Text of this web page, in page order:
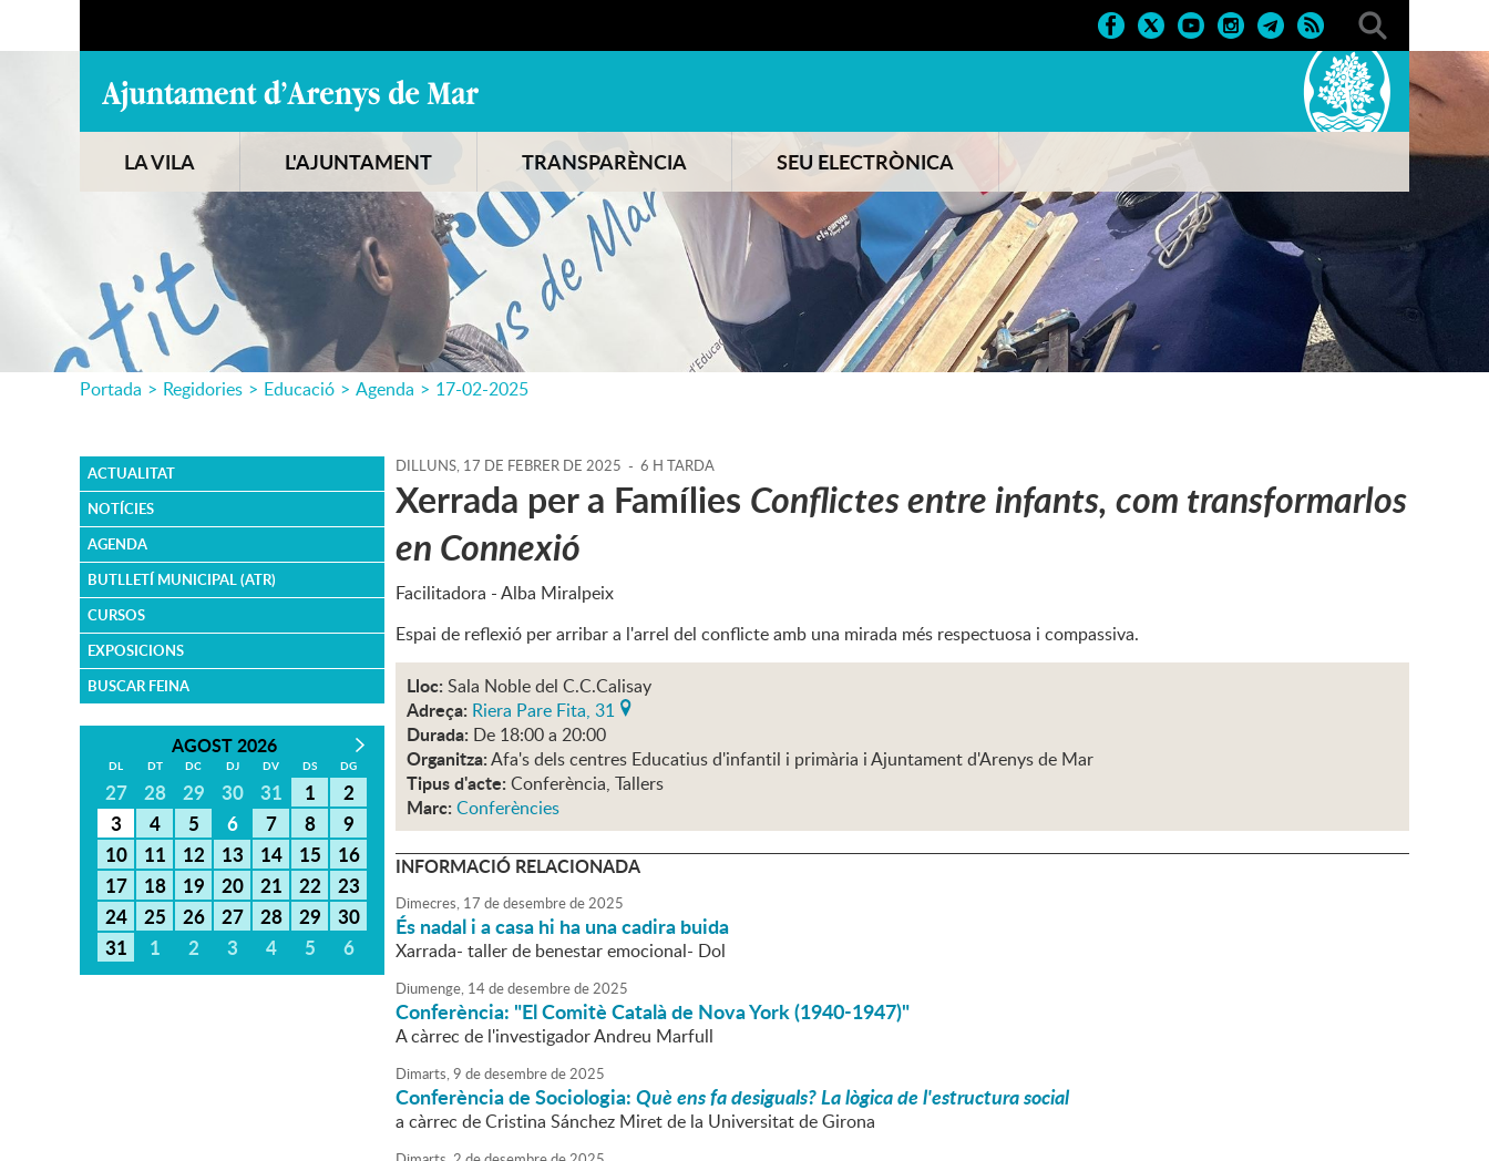
LA VILA L'AJUNTAMENT TRANSPARÈNCIA SEU ELECTRÒNICA
Portada > Regidories > Educació > Agenda > 17-02-2025
ACTUALITAT
NOTÍCIES
AGENDA
BUTLLETÍ MUNICIPAL (ATR)
CURSOS
EXPOSICIONS
BUSCAR FEINA
AGOST 2026
DL DT DC DJ DV DS DG
27 28 29 30 31 1
2
3
4 5 6 7 8
9
10
11 12 13 14 15
16
17
18 19 20 21 22
23
24
25 26 27 28 29
30
31
1 2 3 4 5 6
DILLUNS, 17 DE FEBRER DE 2025 - 6 H TARDA
Xerrada per a Famílies Conflictes entre infants, com transformarlos
en Connexió
Facilitadora - Alba Miralpeix
Espai de reflexió per arribar a l'arrel del conflicte amb una mirada més respectuosa i compassiva.
Lloc: Sala Noble del C.C.Calisay
Adreça: Riera Pare Fita, 31
Durada: De 18:00 a 20:00
Organitza:Afa's dels centres Educatius d'infantil i primària i Ajuntament d'Arenys de Mar
Tipus d'acte: Conferència, Tallers
Marc: Conferències
INFORMACIÓ RELACIONADA
Dimecres, 17 dedesembrede2025
És nadal i a casa hi ha una cadira buida
Xarrada- taller de benestar emocional- Dol
Diumenge, 14dedesembrede2025
Conferència: "El Comitè Català de Nova York (1940-1947)"
A càrrec de l'investigador Andreu Marfull
Dimarts,9 dedesembrede2025
Conferència de Sociologia:Què ens fa desiguals? La lògica de l'estructura social
a càrrec de Cristina Sánchez Miret de la Universitat de Girona